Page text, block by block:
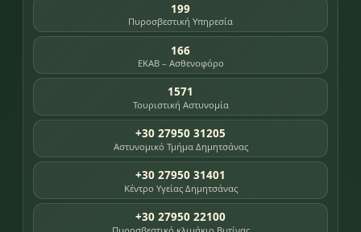
199
Πυροσβεστική Υπηρεσία
166
ΕΚΑΒ – Ασθενοφόρο
1571
Τουριστική Αστυνομία
+30 27950 31205
Αστυνομικό Τμήμα Δημητσάνας
+30 27950 31401
Κέντρο Υγείας Δημητσάνας
+30 27950 22100